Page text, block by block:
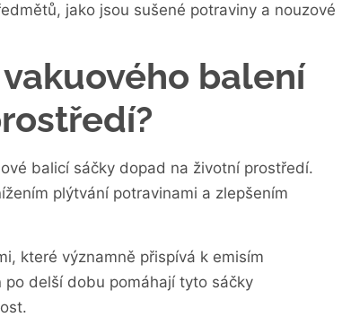
jako jsou sušené potraviny a nouzové
balení
balicí sáčky dopad na životní prostředí.
plýtvání potravinami a zlepšením
které významně přispívá k emisím
delší dobu pomáhají tyto sáčky